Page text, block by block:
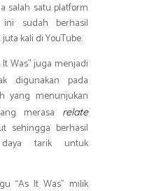
salah satu platform
sudah berhasil
kali di YouTube.
Was” juga menjadi
digunakan pada
yang menunjukan
merasa
relate
sehingga berhasil
tarik untuk
“As It Was” milik